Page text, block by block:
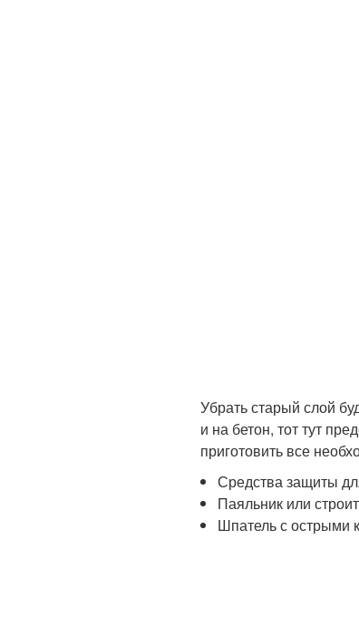
Убрать старый слой
и на бетон, тот тут
приготовить все
Средства защиты
Паяльник или
Шпатель с острыми